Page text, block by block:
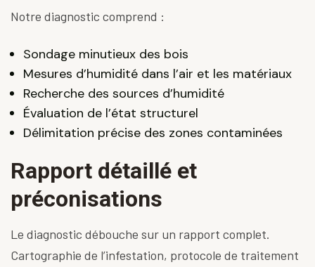
Notre diagnostic comprend :
Sondage minutieux des bois
Mesures d’humidité dans l’air et les matériaux
Recherche des sources d’humidité
Évaluation de l’état structurel
Délimitation précise des zones contaminées
Rapport détaillé et
préconisations
Le diagnostic débouche sur un rapport complet.
Cartographie de l’infestation, protocole de traitement